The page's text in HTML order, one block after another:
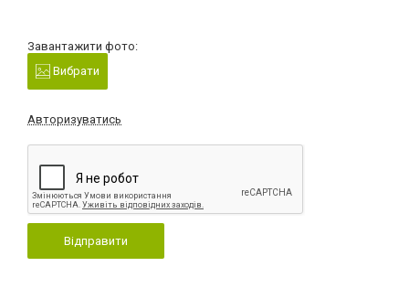
Завантажити фото:
Вибрати
Авторизуватись
Відправити